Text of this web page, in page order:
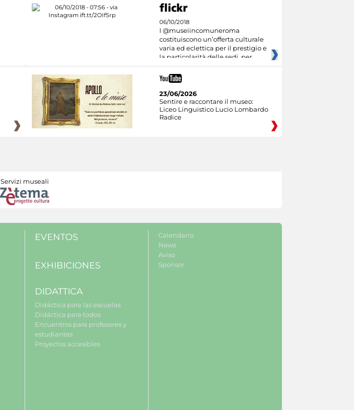
06/10/2018
I @museiincomuneroma
costituiscono un’offerta culturale
varia ed eclettica per il prestigio e
la particolarità delle sedi, per
23/06/2026
Sentire e raccontare il museo:
Liceo Linguistico Lucio Lombardo
Radice
Servizi museali
EVENTOS
EXHIBICIONES
DIDATTICA
Didáctica para las escuelas
Didáctica para todos
Encuentros para profesores y
estudiantes
Proyectos accesibles
Calendario
News
Aviso
Sponsor